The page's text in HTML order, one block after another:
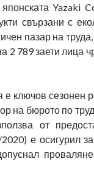
Yazaki
свързани с
пазар на труда,
2 789 заети лица
е ключов сезонен
на бюрото по
от
е осигурил